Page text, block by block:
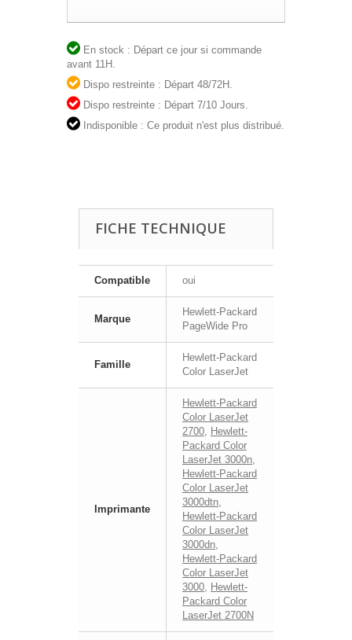
En stock : Départ ce jour si commande
avant 11H.
Dispo restreinte : Départ 48/72H.
Dispo restreinte : Départ 7/10 Jours.
Indisponible : Ce produit n'est plus distribué.
FICHE TECHNIQUE
Compatible oui
Marque
Hewlett-Packard
PageWide Pro
Famille
Hewlett-Packard
Color LaserJet
Imprimante
Hewlett-Packard
Color LaserJet
2700, Hewlett-
Packard Color
LaserJet 3000n,
Hewlett-Packard
Color LaserJet
3000dtn,
Hewlett-Packard
Color LaserJet
3000dn,
Hewlett-Packard
Color LaserJet
3000, Hewlett-
Packard Color
LaserJet 2700N